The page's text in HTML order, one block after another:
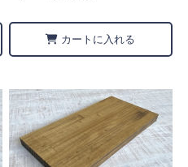
カートに入れる